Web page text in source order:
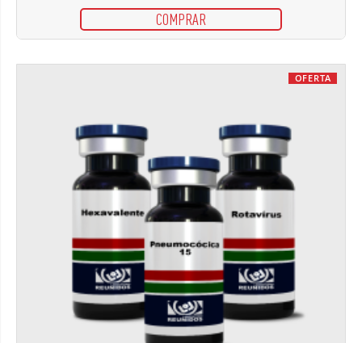
COMPRAR
OFERTA